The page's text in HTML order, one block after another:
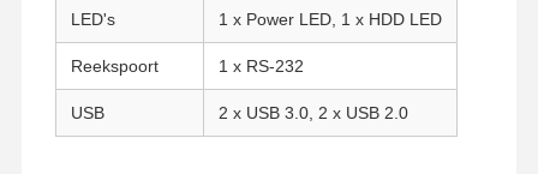
LED's 1 x Power LED, 1 x HDD LED
Reekspoort 1 x RS-232
USB 2 x USB 3.0, 2 x USB 2.0